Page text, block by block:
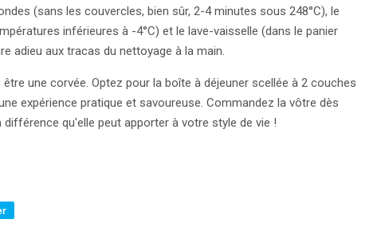
(sans les couvercles, bien sûr, 2-4 minutes sous 248°C), le
inférieures à -4°C) et le lave-vaisselle (dans le panier
adieu aux tracas du nettoyage à la main.
une corvée. Optez pour la boîte à déjeuner scellée à 2 couches
expérience pratique et savoureuse. Commandez la vôtre dès
qu'elle peut apporter à votre style de vie !